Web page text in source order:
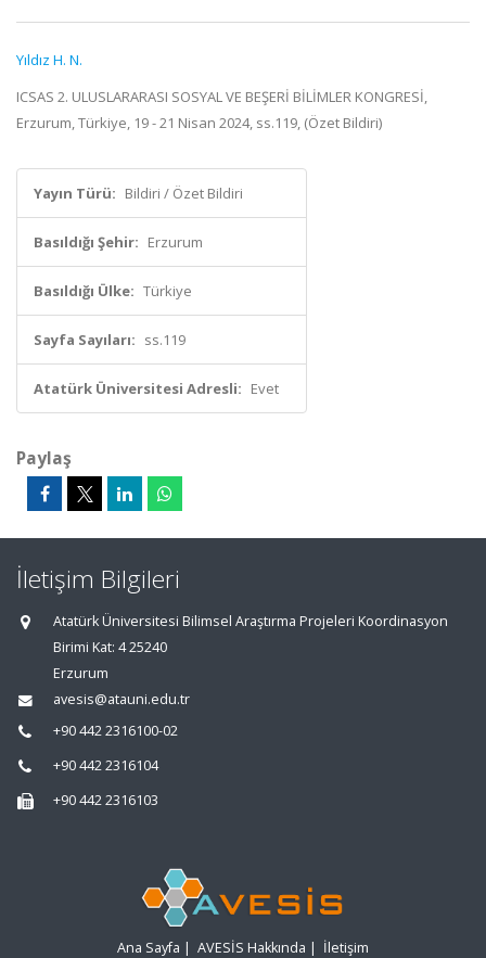
Yıldız H. N.
ICSAS 2. ULUSLARARASI SOSYAL VE BEŞERİ BİLİMLER KONGRESİ,
Erzurum, Türkiye, 19 - 21 Nisan 2024, ss.119, (Özet Bildiri)
Yayın Türü: Bildiri / Özet Bildiri
Basıldığı Şehir: Erzurum
Basıldığı Ülke: Türkiye
Sayfa Sayıları: ss.119
Atatürk Üniversitesi Adresli: Evet
Paylaş
İletişim Bilgileri
Atatürk Üniversitesi Bilimsel Araştırma Projeleri Koordinasyon
Birimi Kat: 4 25240
Erzurum
avesis@atauni.edu.tr
+90 442 2316100-02
+90 442 2316104
+90 442 2316103
Ana Sayfa | AVESİS Hakkında | İletişim